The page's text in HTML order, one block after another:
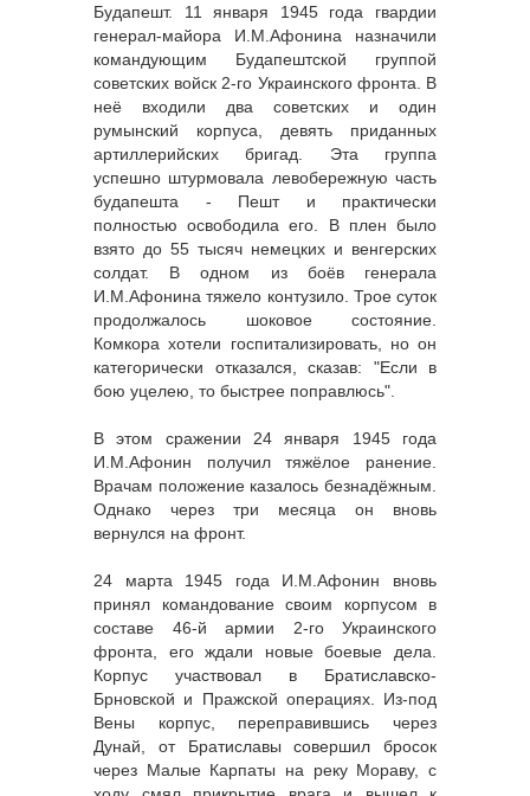
Будапешт. 11 января 1945 года гвардии
генерал-майора И.М.Афонина назначили
командующим Будапештской группой
советских войск 2-го Украинского фронта. В
неё входили два советских и один
румынский корпуса, девять приданных
артиллерийских бригад. Эта группа
успешно штурмовала левобережную часть
будапешта - Пешт и практически
полностью освободила его. В плен было
взято до 55 тысяч немецких и венгерских
солдат. В одном из боёв генерала
И.М.Афонина тяжело контузило. Трое суток
продолжалось шоковое состояние.
Комкора хотели госпитализировать, но он
категорически отказался, сказав: "Если в
бою уцелею, то быстрее поправлюсь".
В этом сражении 24 января 1945 года
И.М.Афонин получил тяжёлое ранение.
Врачам положение казалось безнадёжным.
Однако через три месяца он вновь
вернулся на фронт.
24 марта 1945 года И.М.Афонин вновь
принял командование своим корпусом в
составе 46-й армии 2-го Украинского
фронта, его ждали новые боевые дела.
Корпус участвовал в Братиславско-
Брновской и Пражской операциях. Из-под
Вены корпус, переправившись через
Дунай, от Братиславы совершил бросок
через Малые Карпаты на реку Мораву, с